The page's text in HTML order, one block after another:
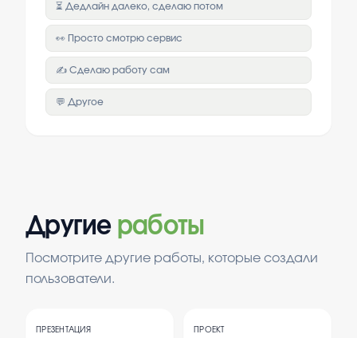
⏳ Дедлайн далеко, сделаю потом
👀 Просто смотрю сервис
✍️ Сделаю работу сам
💬 Другое
Другие работы
Посмотрите другие работы, которые создали
пользователи.
ПРЕЗЕНТАЦИЯ ПРОЕКТ